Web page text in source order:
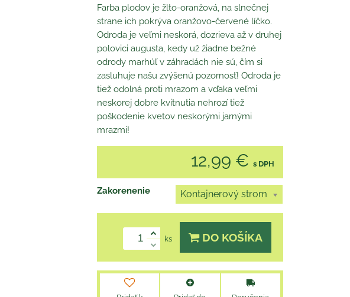
Farba plodov je žlto-oranžová, na slnečnej
strane ich pokrýva oranžovo-červené líčko.
Odroda je veľmi neskorá, dozrieva až v druhej
polovici augusta, kedy už žiadne bežné
odrody marhúľ v záhradách nie sú, čím si
zasluhuje našu zvýšenú pozornosť! Odroda je
tiež odolná proti mrazom a vďaka veľmi
neskorej dobre kvitnutia nehrozí tiež
poškodenie kvetov neskorými jarnými
mrazmi!
12,99 € s DPH
Zakorenenie Kontajnerový strom
ks DO KOŠÍKA